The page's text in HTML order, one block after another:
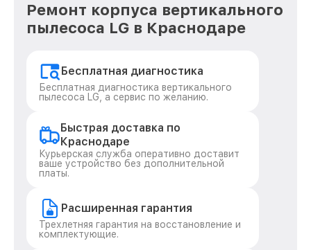
Ремонт корпуса вертикального
пылесоса LG в Краснодаре
Бесплатная диагностика
Бесплатная диагностика вертикального
пылесоса LG, а сервис по желанию.
Быстрая доставка по
Краснодаре
Курьерская служба оперативно доставит
ваше устройство без дополнительной
платы.
Расширенная гарантия
Трехлетняя гарантия на восстановление и
комплектующие.